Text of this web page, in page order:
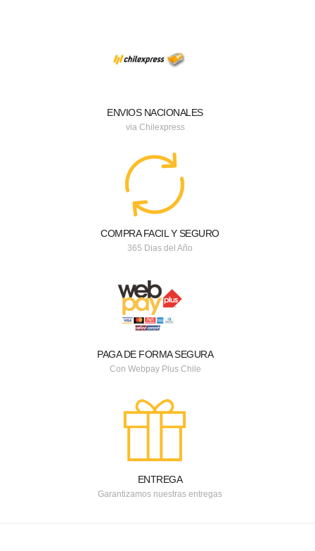
ENVIOS NACIONALES
via Chilexpress
COMPRA FACIL Y SEGURO
365 Dias del Año
PAGA DE FORMA SEGURA
Con Webpay Plus Chile
ENTREGA
Garantizamos nuestras entregas